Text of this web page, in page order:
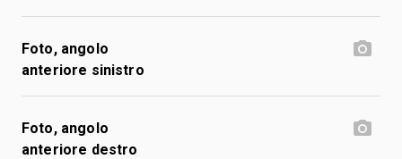
Foto, angolo
anteriore sinistro
Foto, angolo
anteriore destro